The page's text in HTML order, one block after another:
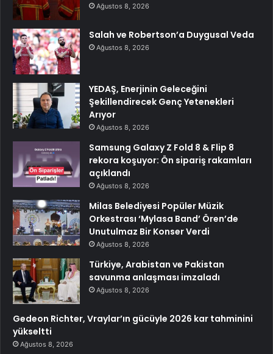
Ağustos 8, 2026
Salah ve Robertson’a Duygusal Veda
Ağustos 8, 2026
YEDAŞ, Enerjinin Geleceğini
Şekillendirecek Genç Yetenekleri
Arıyor
Ağustos 8, 2026
Samsung Galaxy Z Fold 8 & Flip 8
rekora koşuyor: Ön sipariş rakamları
açıklandı
Ağustos 8, 2026
Milas Belediyesi Popüler Müzik
Orkestrası ‘Mylasa Band’ Ören’de
Unutulmaz Bir Konser Verdi
Ağustos 8, 2026
Türkiye, Arabistan ve Pakistan
savunma anlaşması imzaladı
Ağustos 8, 2026
Gedeon Richter, Vraylar’ın gücüyle 2026 kar tahminini
yükseltti
Ağustos 8, 2026